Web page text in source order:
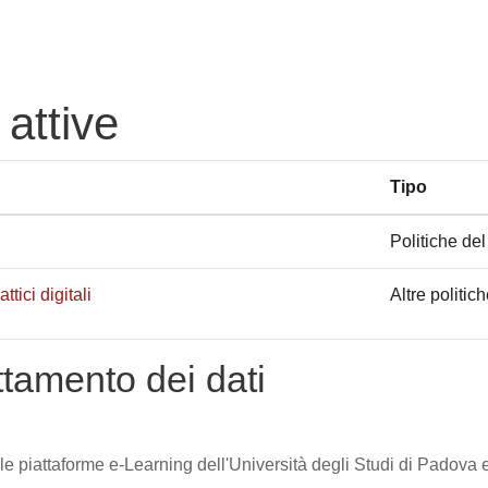
Tipo
Politiche
digitali Altre
dei dati
piattaforme e-Learning dell'Università degli Studi di Padova